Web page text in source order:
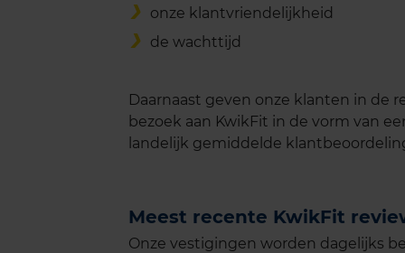
onze klantvriendelijkheid
de wachttijd
Daarnaast geven onze klanten in de
bezoek aan KwikFit in de vorm van
landelijk gemiddelde
Meest recente KwikFit
Onze vestigingen worden dagelijks